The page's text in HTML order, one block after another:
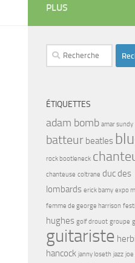
PLUS
Rechercher :
ÉTIQUETTES
adam bomb amar sundy
batteur beatles
rock bootleneck
chanteuse coltrane duc des
lombards erick bamy expo
femme de george harrison
hughes golf drouot groupe
guitariste
hancock janny loseth jazz